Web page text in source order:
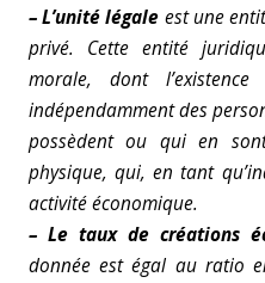
– L’unité légale est une
privé. Cette entité
morale, dont
indépendamment des
possèdent ou qui en
physique, qui, en tant
activité économique.
– Le taux de créations
donnée est égal au ratio